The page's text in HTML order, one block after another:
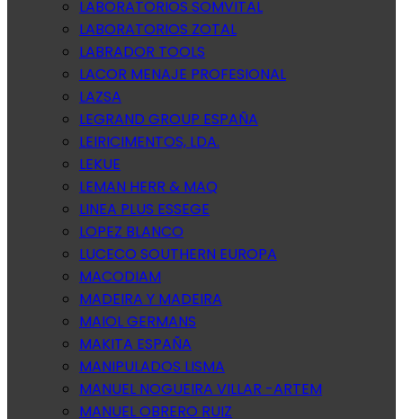
LABORATORIOS SOMVITAL
LABORATORIOS ZOTAL
LABRADOR TOOLS
LACOR MENAJE PROFESIONAL
LAZSA
LEGRAND GROUP ESPAÑA
LEIRICIMENTOS, LDA.
LEKUE
LEMAN HERR & MAQ
LINEA PLUS ESSEGE
LOPEZ BLANCO
LUCECO SOUTHERN EUROPA
MACODIAM
MADEIRA Y MADEIRA
MAIOL GERMANS
MAKITA ESPAÑA
MANIPULADOS LISMA
MANUEL NOGUEIRA VILLAR -ARTEM
MANUEL OBRERO RUIZ